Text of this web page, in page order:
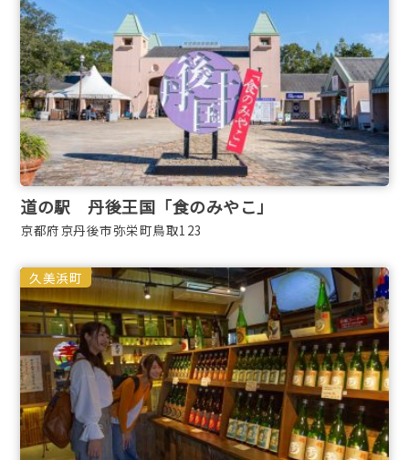
道の駅 丹後王国「食のみやこ」
京都府京丹後市弥栄町鳥取123
久美浜町